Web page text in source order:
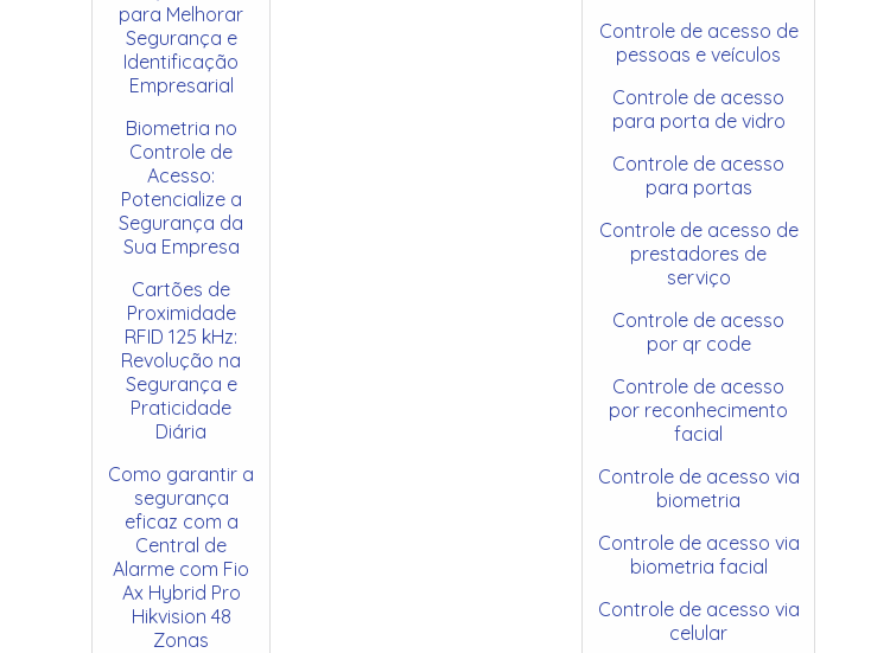
para Melhorar
Segurança e
Identificação
Empresarial
Biometria no
Controle de
Acesso:
Potencialize a
Segurança da
Sua Empresa
Cartões de
Proximidade
RFID 125 kHz:
Revolução na
Segurança e
Praticidade
Diária
Como garantir a
segurança
eficaz com a
Central de
Alarme com Fio
Ax Hybrid Pro
Hikvision 48
Zonas
Controle de acesso de
pessoas e veículos
Controle de acesso
para porta de vidro
Controle de acesso
para portas
Controle de acesso de
prestadores de
serviço
Controle de acesso
por qr code
Controle de acesso
por reconhecimento
facial
Controle de acesso via
biometria
Controle de acesso via
biometria facial
Controle de acesso via
celular